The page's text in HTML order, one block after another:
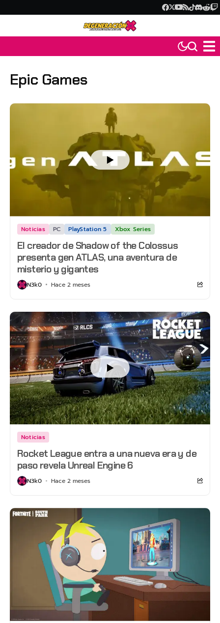
Epic Games
Noticias PC PlayStation 5 Xbox Series
El creador de Shadow of the Colossus
presenta gen ATLAS, una aventura de
misterio y gigantes
N3k0 Hace 2 meses
Noticias
Rocket League entra a una nueva era y de
paso revela Unreal Engine 6
N3k0 Hace 2 meses